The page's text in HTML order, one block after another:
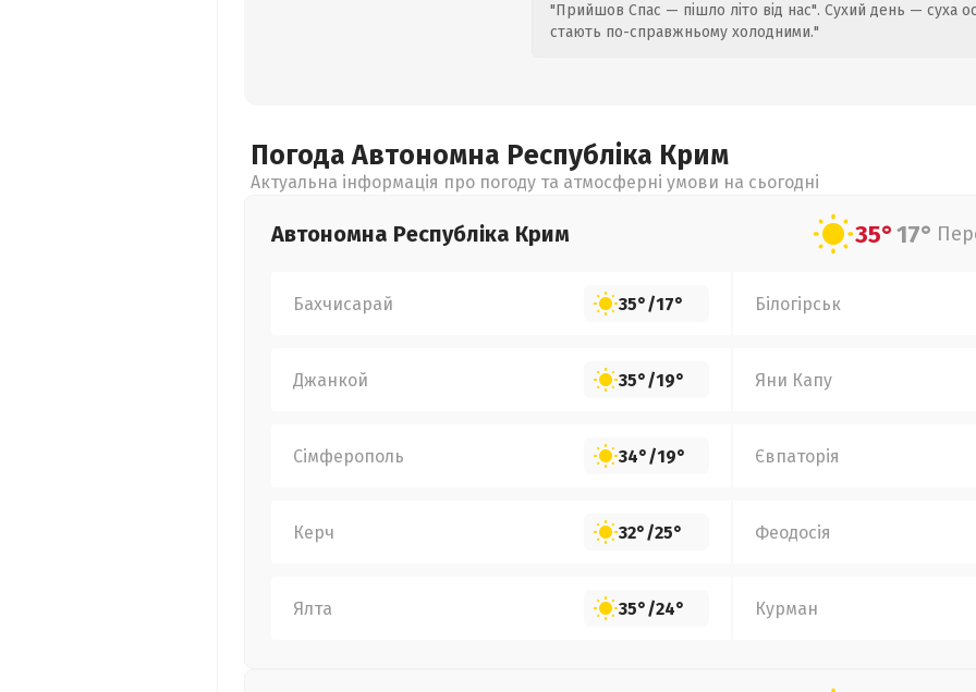
"Прийшов Спас — пішло літо від нас". Сухий день — суха
стають по-справжньому холодними."
Погода Автономна Республіка Крим
Актуальна інформація про погоду та атмосферні умови на сьогодні
Автономна Республіка Крим 35°17°
Бахчисарай 35°/17° Білогірськ
Джанкой 35°/19° Яни Капу
Сімферополь 34°/19° Євпаторія
Керч 32°/25° Феодосія
Ялта 35°/24° Курман